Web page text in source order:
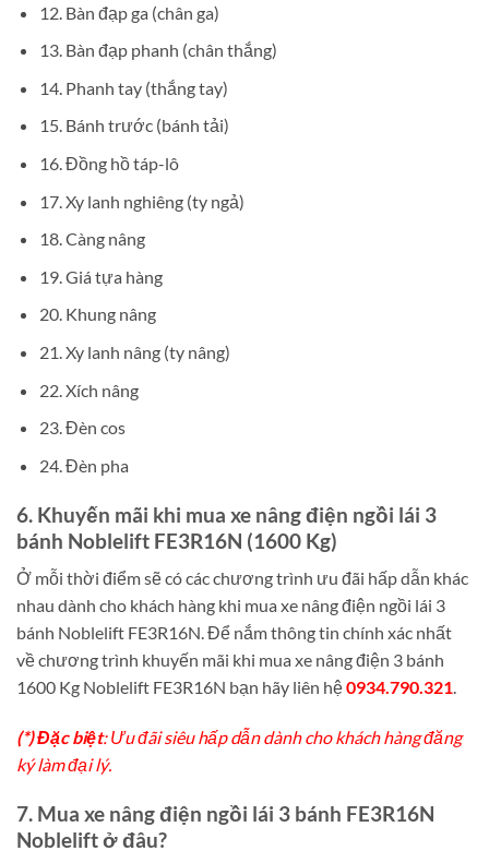
12. Bàn đạp ga (chân ga)
13. Bàn đạp phanh (chân thắng)
14. Phanh tay (thắng tay)
15. Bánh trước (bánh tải)
16. Đồng hồ táp-lô
17. Xy lanh nghiêng (ty ngả)
18. Càng nâng
19. Giá tựa hàng
20. Khung nâng
21. Xy lanh nâng (ty nâng)
22. Xích nâng
23. Đèn cos
24. Đèn pha
6. Khuyến mãi khi mua xe nâng điện ngồi lái 3
bánh Noblelift FE3R16N (1600 Kg)
Ở mỗi thời điểm sẽ có các chương trình ưu đãi hấp dẫn khác
nhau dành cho khách hàng khi mua xe nâng điện ngồi lái 3
bánh Noblelift FE3R16N. Để nắm thông tin chính xác nhất
về chương trình khuyến mãi khi mua xe nâng điện 3 bánh
1600 Kg Noblelift FE3R16N bạn hãy liên hệ0934.790.321.
(*) Đặc biệt: Ưu đãi siêu hấp dẫn dành cho khách hàng đăng
ký làm đại lý.
7. Mua xe nâng điện ngồi lái 3 bánh FE3R16N
Noblelift ở đâu?